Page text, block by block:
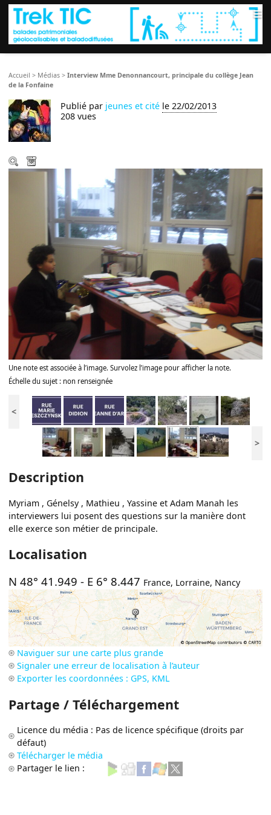
≡
Accueil > Médias >Interview Mme Denonnancourt, principale du collège Jean
de la Fonfaine
Publié par jeunes et cité le 22/02/2013
208 vues
Une note est associée à l’image. Survolez l’image pour afficher la note.
Échelle du sujet : non renseignée
<
>
Description
Myriam , Génelsy , Mathieu , Yassine et Adam Manah les
interviewers lui posent des questions sur la manière dont
elle exerce son métier de principale.
Localisation
N 48° 41.949 - E 6° 8.447 France, Lorraine, Nancy
Naviguer sur une carte plus grande
Signaler une erreur de localisation à l’auteur
Exporter les coordonnées : GPS, KML
Partage / Téléchargement
Licence du média : Pas de licence spécifique (droits par
défaut)
Télécharger le média
Partager le lien :